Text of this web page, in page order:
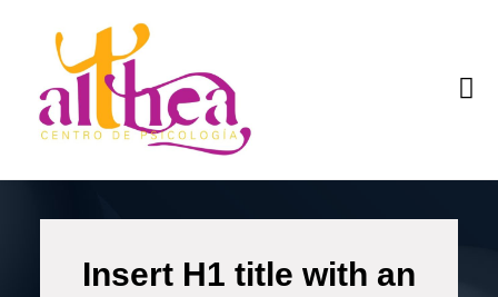
Insert H1 title with an